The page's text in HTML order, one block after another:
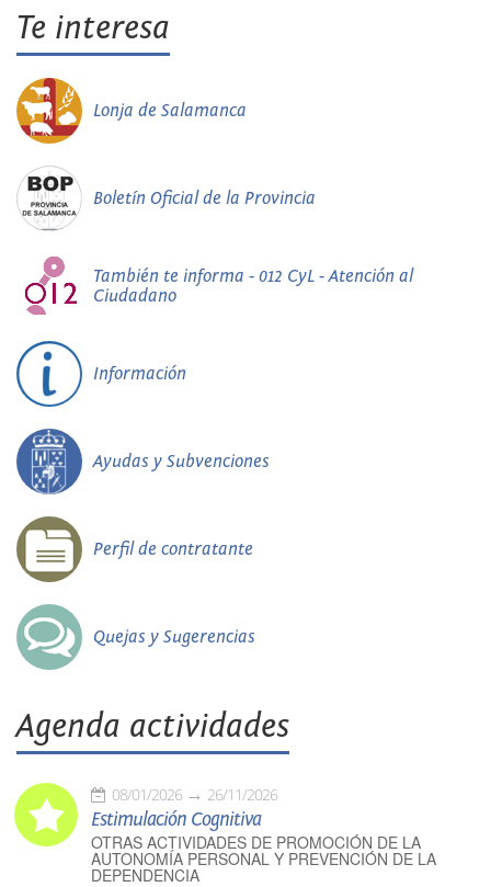
Te interesa
Lonja de Salamanca
Boletín Oficial de la Provincia
También te informa - 012 CyL - Atención al
Ciudadano
Información
Ayudas y Subvenciones
Perfil de contratante
Quejas y Sugerencias
Agenda actividades
08/01/2026 26/11/2026
Estimulación Cognitiva
OTRAS ACTIVIDADES DE PROMOCIÓN DE LA
AUTONOMÍA PERSONAL Y PREVENCIÓN DE LA
DEPENDENCIA